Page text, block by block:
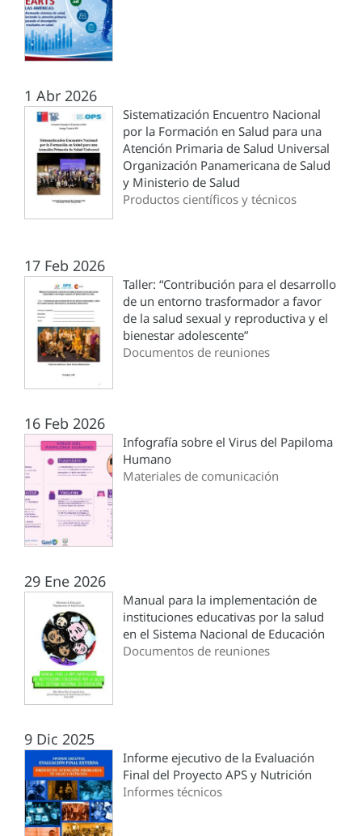
1 Abr 2026
Sistematización Encuentro Nacional
por la Formación en Salud para una
Atención Primaria de Salud Universal
Organización Panamericana de Salud
y Ministerio de Salud
Productos científicos y técnicos
17 Feb 2026
Taller: “Contribución para el desarrollo
de un entorno trasformador a favor
de la salud sexual y reproductiva y el
bienestar adolescente”
Documentos de reuniones
16 Feb 2026
Infografía sobre el Virus del Papiloma
Humano
Materiales de comunicación
29 Ene 2026
Manual para la implementación de
instituciones educativas por la salud
en el Sistema Nacional de Educación
Documentos de reuniones
9 Dic 2025
Informe ejecutivo de la Evaluación
Final del Proyecto APS y Nutrición
Informes técnicos